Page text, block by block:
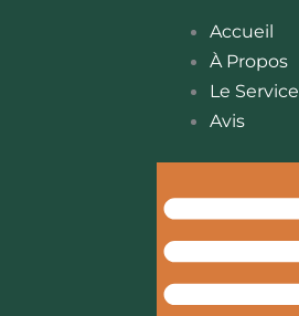
Accueil
À Propos
Le Service
Avis